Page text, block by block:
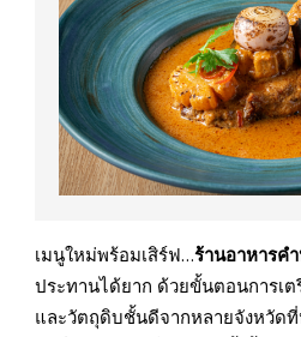
เมนูใหม่พร้อมเสิร์ฟ…ร้านอาหารค
ประทานได้ยาก ด้วยขั้นตอนการเ
และวัตถุดิบชั้นดีจากหลายจังหวัด